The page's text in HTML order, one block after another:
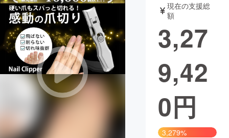
テクノロジー・ガジェット
映像・映画 書籍・雑誌
ビジネス・起業 チャレンジ
まちづくり・地域活性化
CAMPFIRE for Social Good
CAMPFIRE Creation
現在の支援総
額
3,27
9,42
0円
3,279%